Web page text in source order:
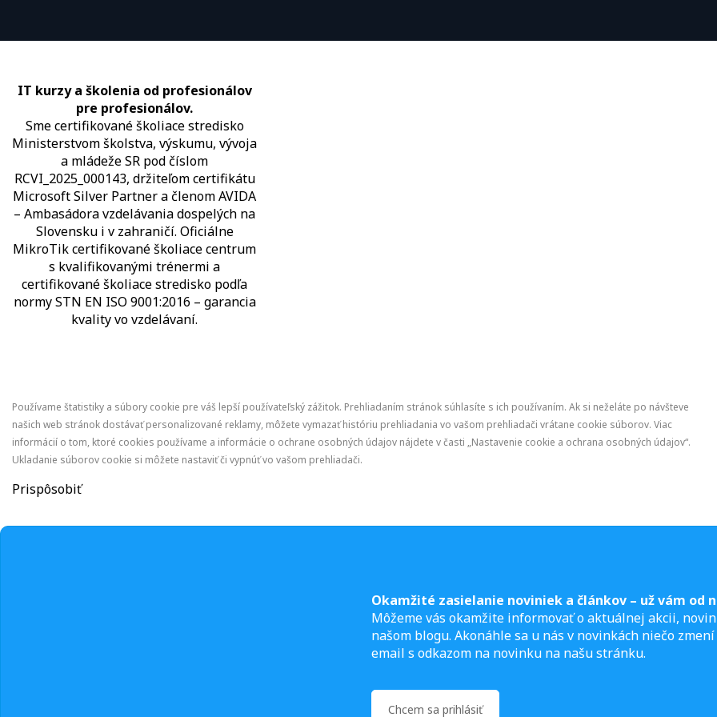
IT kurzy a školenia od profesionálov
pre profesionálov.
Sme certifikované školiace stredisko
Ministerstvom školstva, výskumu, vývoja
a mládeže SR pod číslom
RCVI_2025_000143, držiteľom certifikátu
Microsoft Silver Partner a členom AVIDA
– Ambasádora vzdelávania dospelých na
Slovensku i v zahraničí.​​​​​​​​​​​​​​​​ Oficiálne
MikroTik certifikované školiace centrum
s kvalifikovanými trénermi ​​​​​​​​​​a
certifikované školiace stredisko podľa
normy STN EN ISO 9001:2016 – garancia
kvality vo vzdelávaní.
Používame štatistiky a súbory cookie pre váš lepší používateľský zážitok. Prehliadaním stránok súhlasíte s ich používaním. Ak si neželáte po návšteve
našich web stránok dostávať personalizované reklamy, môžete vymazať históriu prehliadania vo vašom prehliadači vrátane cookie súborov. Viac
informácií o tom, ktoré cookies používame a informácie o ochrane osobných údajov nájdete v časti „Nastavenie cookie a ochrana osobných údajov“.
Ukladanie súborov cookie si môžete nastaviť či vypnúť vo vašom prehliadači.
Prispôsobiť
Okamžité zasielanie noviniek a článkov – už vám od
Môžeme vás okamžite informovať o aktuálnej akcii,
našom blogu. Akonáhle sa u nás v novinkách niečo
email s odkazom na novinku na našu stránku.
Chcem sa prihlásiť